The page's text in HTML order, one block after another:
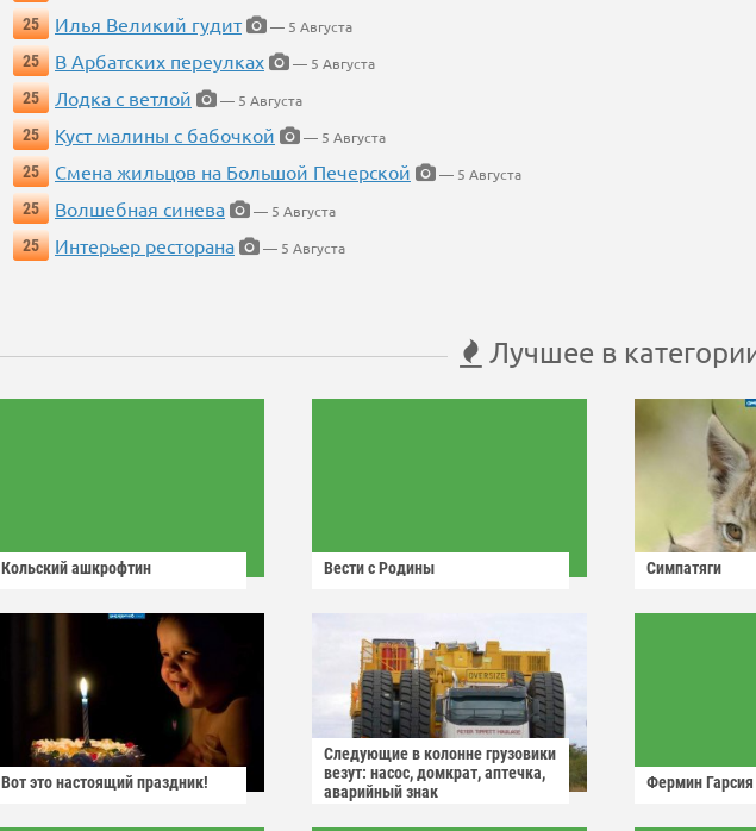
25
Илья Великий гудит
— 5 Августа
25
В Арбатских переулках
— 5 Августа
25
Лодка с ветлой
— 5 Августа
25
Куст малины с бабочкой
— 5 Августа
25
Смена жильцов на Большой Печерской
— 5 Августа
25
Волшебная синева
— 5 Августа
25
Интерьер ресторана — 5 Августа
Лучшее в
Кольский ашкрофтин Вести с Родины Симпатяги
Вот это настоящий праздник!
Следующие в колонне грузовики
везут: насос, домкрат, аптечка,
аварийный знак
Фермин